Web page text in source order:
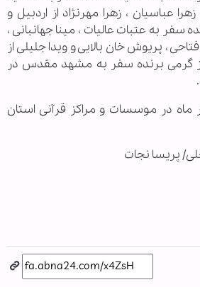
عباسیان ، زهرا مهرنژاد از اردبیل و
سفر به عتبات عالیات ، مینا جهانبانی ،
، پریوش خان بالایی و ویدا جلیلی از
از گرمی برنده سفر به مشهد مقدس در
ماه در موسسات و مراکز قرآنی استان
پریسا نجات